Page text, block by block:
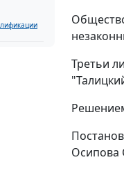
Третьи
Осипова